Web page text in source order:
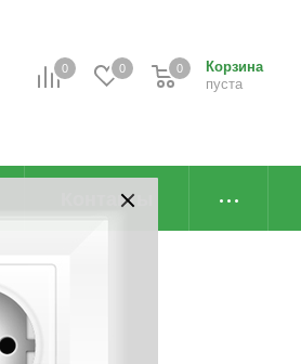
0 0
Корзина
пуста
0
Контакты